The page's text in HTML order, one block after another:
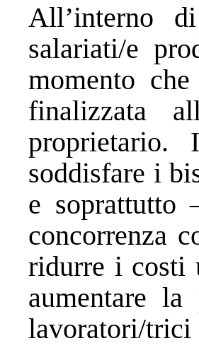
All’interno
salariati/e
momento
finalizzata
proprietario.
soddisfare i
e soprattutto
concorrenza
ridurre i costi
aumentare
lavoratori/